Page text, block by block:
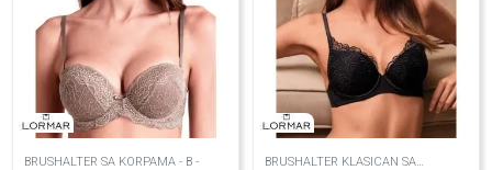
BRUSHALTER SA KORPAMA - B -
BRUSHALTER KLASICAN SA